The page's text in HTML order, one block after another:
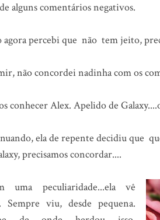
alguns comentários negativos.
agora percebi que não tem jeito,
não concordei nadinha com os
conhecer Alex. Apelido de
ela de repente decidiu que
precisamos concordar....
uma peculiaridade...ela vê
Sempre viu, desde pequena.